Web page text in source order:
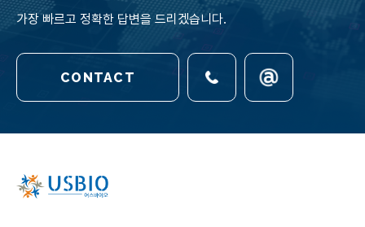
가장 빠르고 정확한 답변을 드리겠습니다.
CONTACT